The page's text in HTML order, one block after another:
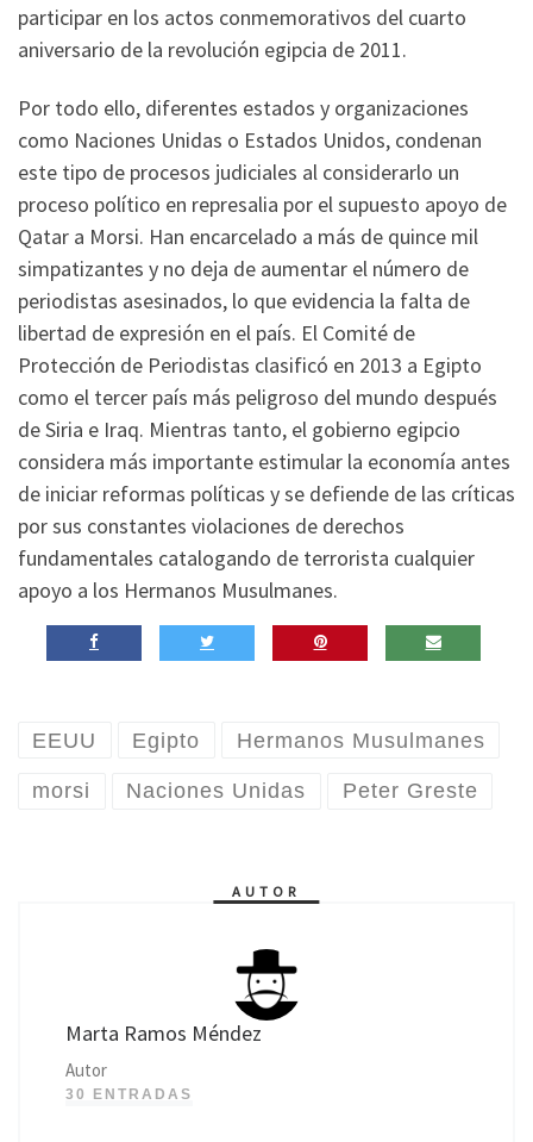
participar en los actos conmemorativos del cuarto
aniversario de la revolución egipcia de 2011.
Por todo ello, diferentes estados y organizaciones
como Naciones Unidas o Estados Unidos, condenan
este tipo de procesos judiciales al considerarlo un
proceso político en represalia por el supuesto apoyo de
Qatar a Morsi. Han encarcelado a más de quince mil
simpatizantes y no deja de aumentar el número de
periodistas asesinados, lo que evidencia la falta de
libertad de expresión en el país. El Comité de
Protección de Periodistas clasificó en 2013 a Egipto
como el tercer país más peligroso del mundo después
de Siria e Iraq. Mientras tanto, el gobierno egipcio
considera más importante estimular la economía antes
de iniciar reformas políticas y se defiende de las críticas
por sus constantes violaciones de derechos
fundamentales catalogando de terrorista cualquier
apoyo a los Hermanos Musulmanes.
EEUU Egipto Hermanos Musulmanes
morsi Naciones Unidas Peter Greste
AUTOR
Marta Ramos Méndez
Autor
30 ENTRADAS